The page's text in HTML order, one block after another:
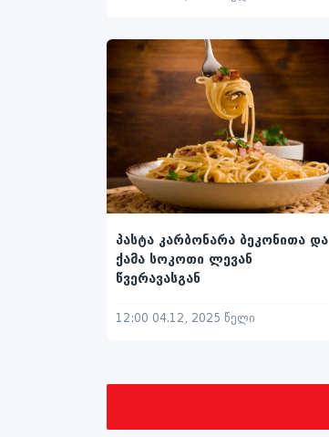
პასტა კარბონარა ბეკონითა და
ქამა სოკოთი ლევან
წვერავასგან
12:00 04.12, 2025 წელი